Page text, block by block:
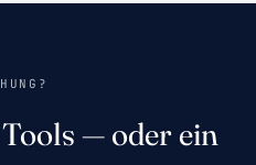
— oder ein